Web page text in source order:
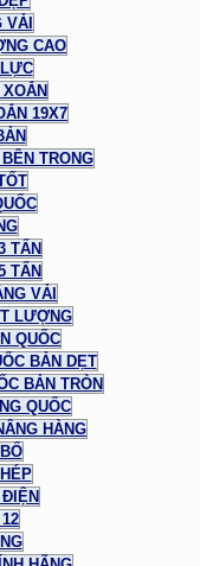
VẢI
CAO
XOẮN
19X7
TRONG
TẤN
TẤN
VẢI
LƯỢNG
QUỐC
BẢN DẸT
BẢN TRÒN
QUỐC
HÀNG
ĐIỆN